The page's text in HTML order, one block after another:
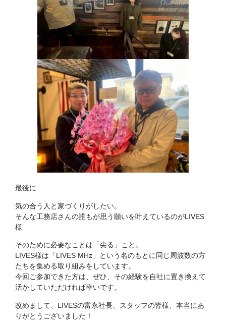
最後に…
気の合う人と家づくりがしたい。
そんな工務店さんの誰もが思う願いを叶えているのがLIVES
様
そのために必要なことは「尖る」こと。
LIVES様は「LIVES MHz」という名のもとに同じ周波数の方
たちを集める取り組みをしています。
今回ご参加できた方は、ぜひ、その経験を自社に置き換えて
活かしていただければ幸いです。
改めまして、LIVESの富永社長、スタッフの皆様、本当にあ
りがとうございました！